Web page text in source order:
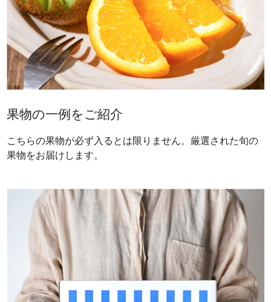
果物の一例をご紹介
こちらの果物が必ず入るとは限りません。厳選された旬の
果物をお届けします。